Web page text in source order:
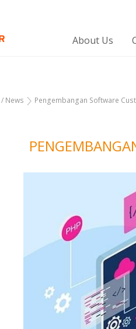
About Us
/ News Pengembangan Software